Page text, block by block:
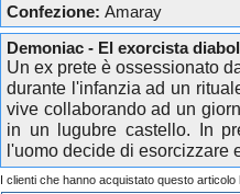
Confezione: Amaray
Demoniac - El exorcista
Un ex prete è ossessionato
durante l'infanzia ad un
vive collaborando ad un
in un lugubre castello. In
l'uomo decide di esorcizzare
I clienti che hanno acquistato questo